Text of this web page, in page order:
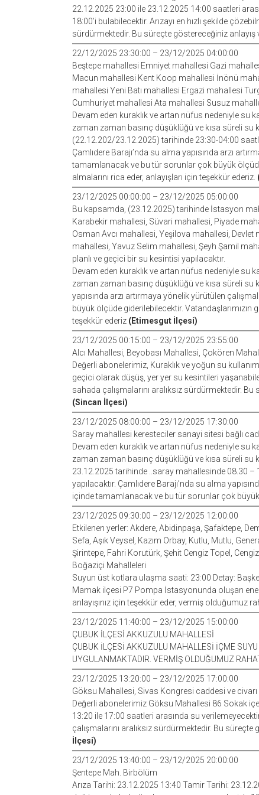
22.12.2025 23:00 ile 23.12.2025 14:00 saatleri
18:00’i bulabilecektir. Arızayı en hızlı şekilde
sürdürmektedir. Bu süreçte göstereceğiniz anlayış
22/12/2025 23:30:00 – 23/12/2025 04:00:00
Beştepe mahallesi Emniyet mahallesi Gazi
Macun mahallesi Kent Koop mahallesi İnönü
mahallesi Yeni Batı mahallesi Ergazi mahallesi
Cumhuriyet mahallesi Ata mahallesi Susuz
Devam eden kuraklık ve artan nüfus nedeniyle su
zaman zaman basınç düşüklüğü ve kısa süreli su
(22.12.202/23.12.2025) tarihinde 23:30-04:00
Çamlıdere Barajı’nda su alma yapısında arzı
tamamlanacak ve bu tür sorunlar çok büyük
almalarını rica eder, anlayışları için teşekkür ederiz.
23/12/2025 00:00:00 – 23/12/2025 05:00:00
Bu kapsamda, (23.12.2025) tarihinde İstasyon
Karabekir mahallesi, Süvari mahallesi, Piyade
Osman Avcı mahallesi, Yeşilova mahallesi,
mahallesi, Yavuz Selim mahallesi, Şeyh Şamil
planlı ve geçici bir su kesintisi yapılacaktır.
Devam eden kuraklık ve artan nüfus nedeniyle su
zaman zaman basınç düşüklüğü ve kısa süreli su
yapısında arzı artırmaya yönelik yürütülen
büyük ölçüde giderilebilecektir. Vatandaşlarımızın
teşekkür ederiz (Etimesgut İlçesi)
23/12/2025 00:15:00 – 23/12/2025 23:55:00
Alcı Mahallesi, Beyobası Mahallesi, Çokören
Değerli abonelerimiz, Kuraklık ve yoğun su
geçici olarak düşüş, yer yer su kesintileri
sahada çalışmalarını aralıksız sürdürmektedir.
(Sincan İlçesi)
23/12/2025 08:00:00 – 23/12/2025 17:30:00
Saray mahallesi keresteciler sanayi sitesi bağlı
Devam eden kuraklık ve artan nüfus nedeniyle su
zaman zaman basınç düşüklüğü ve kısa süreli
23.12.2025 tarihinde ..saray mahallesinde 08.30 –
yapılacaktır. Çamlıdere Barajı’nda su alma
içinde tamamlanacak ve bu tür sorunlar çok
23/12/2025 09:30:00 – 23/12/2025 12:00:00
Etkilenen yerler: Akdere, Abidinpaşa, Şafaktepe,
Sefa, Aşık Veysel, Kazım Orbay, Kutlu, Mutlu,
Şirintepe, Fahri Korutürk, Şehit Cengiz Topel,
Boğaziçi Mahalleleri
Suyun üst kotlara ulaşma saati: 23:00 Detay:
Mamak ilçesi P7 Pompa İstasyonunda oluşan
anlayışınız için teşekkür eder, vermiş olduğumuz
23/12/2025 11:40:00 – 23/12/2025 15:00:00
ÇUBUK İLÇESİ AKKUZULU MAHALLESİ
ÇUBUK İLÇESİ AKKUZULU MAHALLESİ İÇME
UYGULANMAKTADIR. VERMİŞ OLDUĞUMUZ
23/12/2025 13:20:00 – 23/12/2025 17:00:00
Göksu Mahallesi, Sivas Kongresi caddesi ve civarı
Değerli abonelerimiz Göksu Mahallesi 86 Sokak
13:20 ile 17:00 saatleri arasında su
çalışmalarını aralıksız sürdürmektedir. Bu
İlçesi)
23/12/2025 13:40:00 – 23/12/2025 20:00:00
Şentepe Mah. Birbölüm
Arıza Tarihi: 23.12.2025 13:40 Tamir Tarihi: